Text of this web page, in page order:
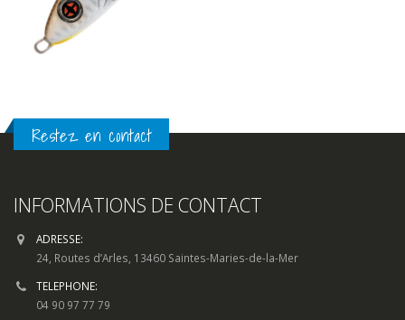
Restez en contact
INFORMATIONS DE CONTACT
ADRESSE:
24, Routes d’Arles, 13460 Saintes-Maries-de-la-Mer
TELEPHONE:
04 90 97 77 79